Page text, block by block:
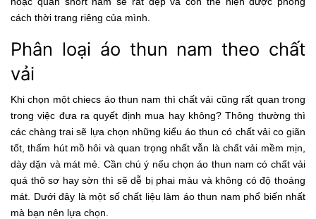
cách thời trang riêng của mình.
Phân loại áo thun nam theo chất
vải
Khi chọn một chiecs áo thun nam thì chất vải cũng rất quan trọng
trong việc đưa ra quyết định mua hay không? Thông thường thì
các chàng trai sẽ lựa chọn những kiểu áo thun có chất vải co giãn
tốt, thấm hút mồ hôi và quan trọng nhất vẫn là chất vải mềm mịn,
dày dặn và mát mẻ. Cần chú ý nếu chọn áo thun nam có chất vải
quá thô sơ hay sờn thì sẽ dễ bị phai màu và không có độ thoáng
mát. Dưới đây là một số chất liệu làm áo thun nam phổ biến nhất
mà bạn nên lựa chọn.